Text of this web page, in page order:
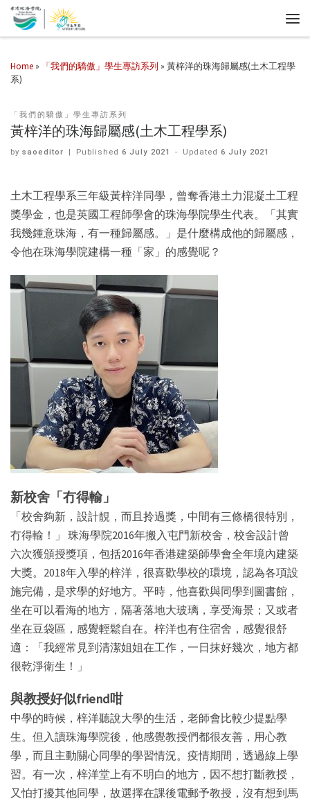
Home » 「我們的驕傲」學生專訪系列 » 黃梓洋的珠海歸屬感(土木工程學
系)
「我們的驕傲」學生專訪系列
黃梓洋的珠海歸屬感(土木工程學系)
by saoeditor | Published6 July 2021 - Updated6 July 2021
土木工程學系三年級黃梓洋同學，曾奪香港土力混凝土工程
獎學金，也是英國工程師學會的珠海學院學生代表。「其實
我幾鍾意珠海，有一種歸屬感。」是什麼構成他的歸屬感，
令他在珠海學院建構一種「家」的感覺呢？
新校舍「冇得輸」
「校舍夠新，設計靚，而且拎過獎，中間有三條橋很特別，
冇得輸！」 珠海學院2016年搬入屯門新校舍，校舍設計曾
六次獲頒授獎項，包括2016年香港建築師學會全年境內建築
大獎。2018年入學的梓洋，很喜歡學校的環境，認為各項設
施完備，是求學的好地方。平時，他喜歡與同學到圖書館，
坐在可以看海的地方，隔著落地大玻璃，享受海景；又或者
坐在豆袋區，感覺輕鬆自在。梓洋也有住宿舍，感覺很舒
適：「我經常見到清潔姐姐在工作，一日抹好幾次，地方都
很乾淨衛生！」
與教授好似friend咁
中學的時候，梓洋聽說大學的生活，老師會比較少提點學
生。但入讀珠海學院後，他感覺教授們都很友善，用心教
學，而且主動關心同學的學習情況。疫情期間，透過線上學
習。有一次，梓洋堂上有不明白的地方，因不想打斷教授，
又怕打擾其他同學，故選擇在課後電郵予教授，沒有想到馬